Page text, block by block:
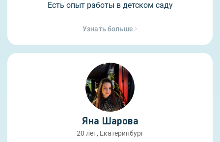
Есть опыт работы в детском саду
Узнать больше
Яна Шарова
20 лет, Екатеринбург